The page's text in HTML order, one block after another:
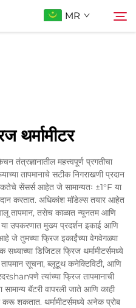
MR
थर्मामीटर
तंत्रज्ञानातील महत्त्वपूर्ण प्रगतीचा
तापमानाचे सटीक निगराखणी प्रदान
सेंसर्स आहेत जे सामान्यतः ±1°F या
करतात. अधिकांश मॉडेल्स तयार आहेत
तापमान, तसेच काळात न्यूनतम आणि
या उपकरणात मुख्य प्रदर्शन इकाई आणि
जे तुमच्या फ्रिज इकाईंच्या वेगवेगळ्या
डिजिटल फ्रिज थर्मामीटर्समध्ये
सूचना, ब्लूटूथ कनेक्टिविटी, आणि
त्यांच्या फ्रिज तापमानाची
बॅटरी वापरली जाते आणि काही
करू शकतात. थर्मामीटर्समध्ये अनेक प्रोब